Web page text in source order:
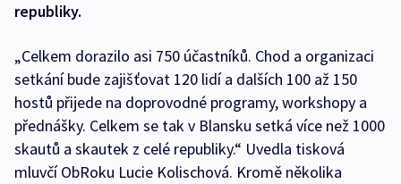
republiky.
„Celkem dorazilo asi 750 účastníků. Chod a organizaci
setkání bude zajišťovat 120 lidí a dalších 100 až 150
hostů přijede na doprovodné programy, workshopy a
přednášky. Celkem se tak v Blansku setká více než 1000
skautů a skautek z celé republiky.“ Uvedla tisková
mluvčí ObRoku Lucie Kolischová. Kromě několika